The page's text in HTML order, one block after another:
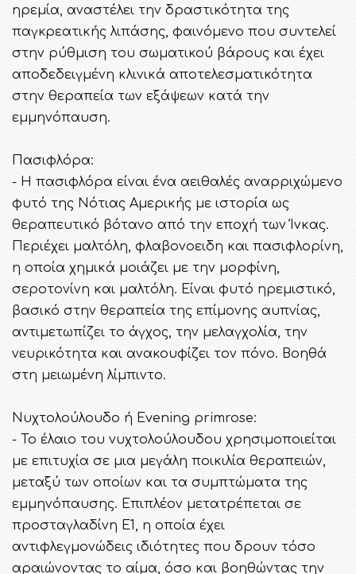
ηρεμία, αναστέλει την δραστικότητα της
παγκρεατικής λιπάσης, φαινόμενο που συντελεί
στην ρύθμιση του σωματικού βάρους και έχει
αποδεδειγμένη κλινικά αποτελεσματικότητα
στην θεραπεία των εξάψεων κατά την
εμμηνόπαυση.
Πασιφλόρα:
- Η πασιφλόρα είναι ένα αειθαλές αναρριχώμενο
φυτό της Νότιας Αμερικής με ιστορία ως
θεραπευτικό βότανο από την εποχή των Ίνκας.
Περιέχει μαλτόλη, φλαβονοειδη και πασιφλορίνη,
η οποία χημικά μοιάζει με την μορφίνη,
σεροτονίνη και μαλτόλη. Είναι φυτό ηρεμιστικό,
βασικό στην θεραπεία της επίμονης αυπνίας,
αντιμετωπίζει το άγχος, την μελαγχολία, την
νευρικότητα και ανακουφίζει τον πόνο. Βοηθά
στη μειωμένη λίμπιντο.
Νυχτολούλουδο ή Evening primrose:
- Το έλαιο του νυχτολούλουδου χρησιμοποιείται
με επιτυχία σε μια μεγάλη ποικιλία θεραπειών,
μεταξύ των οποίων και τα συμπτώματα της
εμμηνόπαυσης. Επιπλέον μετατρέπεται σε
προσταγλαδίνη Ε1, η οποία έχει
αντιφλεγμονώδεις ιδιότητες που δρουν τόσο
αραιώνοντας το αίμα, όσο και βοηθώντας την